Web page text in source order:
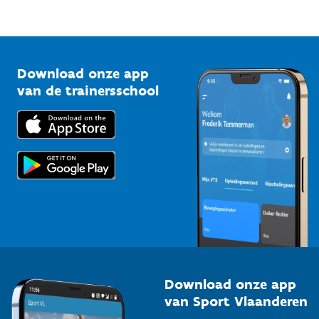
Bedrijven
Trainers en begeleiders
Topsporters
Vlaamse Trainersschool
Kennisplatform
Downloads
Voor de pers
Download onze app
van de trainersschool
Download onze app
van Sport Vlaanderen